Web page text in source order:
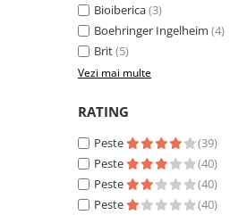
Bioiberica(3)
Boehringer Ingelheim (4)
Brit(5)
Vezi mai multe
RATING
Peste
(39)
Peste
(40)
Peste
(40)
Peste
(40)